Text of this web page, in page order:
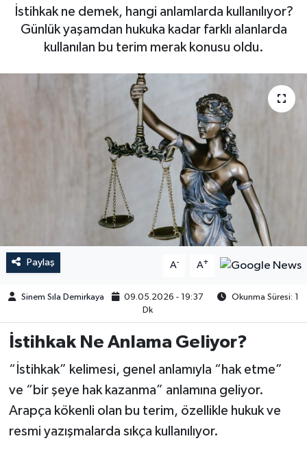
İstihkak ne demek, hangi anlamlarda kullanılıyor?
Günlük yaşamdan hukuka kadar farklı alanlarda
kullanılan bu terim merak konusu oldu.
Paylaş A- A+
Sinem Sıla Demirkaya 09.05.2026 - 19:37
Okunma Süresi: 1
Dk
İstihkak Ne Anlama Geliyor?
“İstihkak” kelimesi, genel anlamıyla “hak etme”
ve “bir şeye hak kazanma” anlamına geliyor.
Arapça kökenli olan bu terim, özellikle hukuk ve
resmi yazışmalarda sıkça kullanılıyor.